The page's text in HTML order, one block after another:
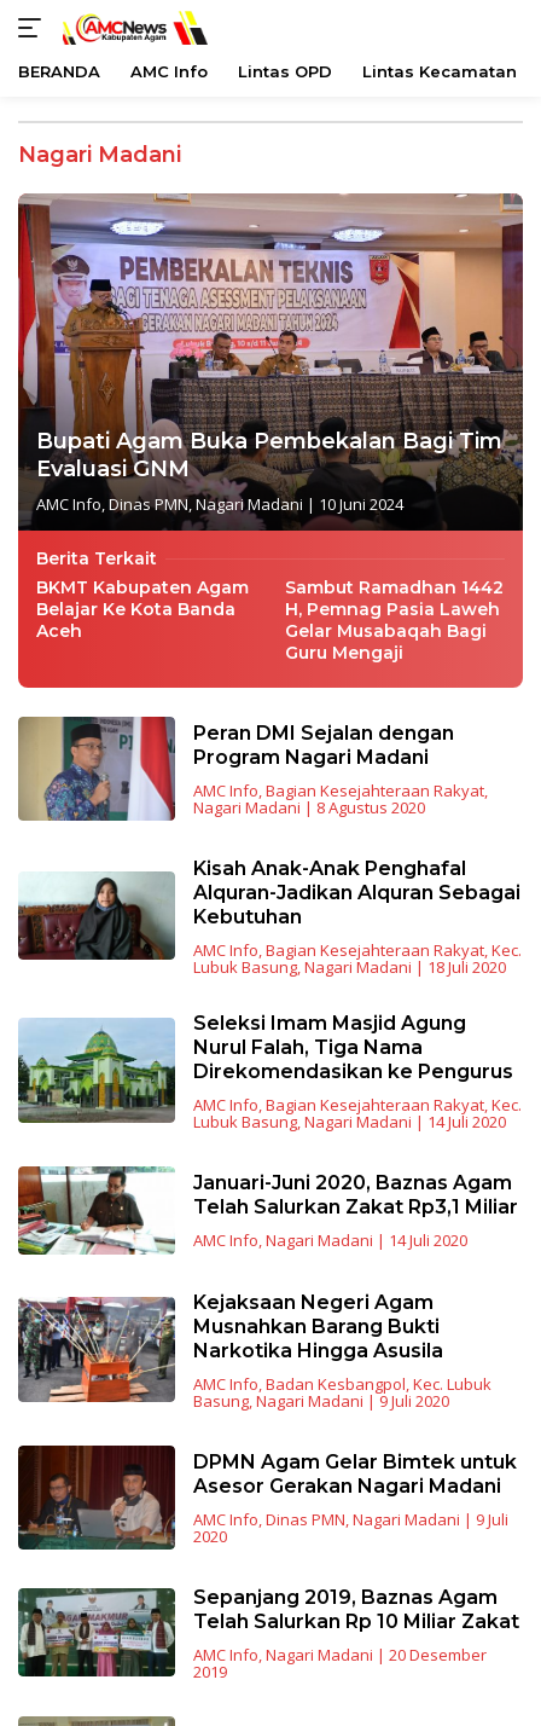
konten
BERANDA AMC Info Lintas OPD Lintas Kecamatan
Nagari Madani
Bupati Agam Buka Pembekalan Bagi Tim
Evaluasi GNM
AMC Info,Dinas PMN,Nagari Madani | 10 Juni 2024
Berita Terkait
BKMT Kabupaten Agam
Belajar Ke Kota Banda
Aceh
Sambut Ramadhan 1442
H, Pemnag Pasia Laweh
Gelar Musabaqah Bagi
Guru Mengaji
Peran DMI Sejalan dengan
Program Nagari Madani
AMC Info,Bagian Kesejahteraan Rakyat,
Nagari Madani | 8 Agustus 2020
Kisah Anak-Anak Penghafal
Alquran-Jadikan Alquran Sebagai
Kebutuhan
AMC Info Bagian Kesejahteraan Rakyat, Kec.
Lubuk Basung, Nagari Madani | 18 Juli 2020
Seleksi Imam Masjid Agung
Nurul Falah, Tiga Nama
Direkomendasikan ke Pengurus
AMC Info Bagian Kesejahteraan Rakyat, Kec.
Lubuk Basung, Nagari Madani | 14 Juli 2020
Januari-Juni 2020, Baznas Agam
Telah Salurkan Zakat Rp3,1 Miliar
AMC Info,Nagari Madani | 14 Juli 2020
Kejaksaan Negeri Agam
Musnahkan Barang Bukti
Narkotika Hingga Asusila
AMC Info Badan Kesbangpol Kec. Lubuk
Basung, Nagari Madani |9 Juli 2020
DPMN Agam Gelar Bimtek untuk
Asesor Gerakan Nagari Madani
AMC Info Dinas PMN Nagari Madani | 9 Juli
2020
Sepanjang 2019, Baznas Agam
Telah Salurkan Rp 10 Miliar Zakat
AMC Info Nagari Madani | 20 Desember
2019